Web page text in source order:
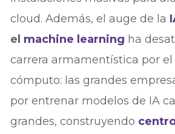
cloud. Además, el auge de la
el machine learning ha
carrera armamentística por
cómputo: las grandes
por entrenar modelos de IA
grandes, construyendo